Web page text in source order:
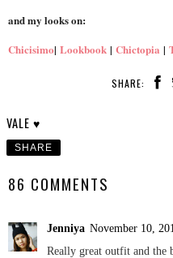
and my looks on:
Chicisimo| Lookbook | Chictopia |
SHARE:
VALE ♥
SHARE
86 COMMENTS
Jenniya November 10,
Really great outfit and the